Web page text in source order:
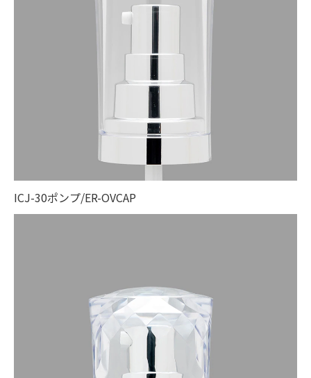
ICJ-30ポンプ/ER-OVCAP